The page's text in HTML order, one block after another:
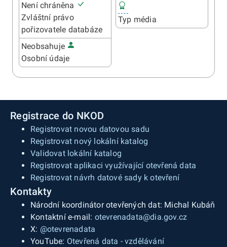
Není chráněna
Zvláštní právo
pořizovatele databáze
Neobsahuje
Osobní údaje
Typ média
Registrace do NKOD
Registrovat novou datovou sadu
Registrovat nový lokální katalog
Validovat lokální katalog
Registrovat aplikaci využívající otevřená data
Registrovat návrh datové sady k otevření
Kontakty
Národní koordinátor otevřených dat: Michal Kubáň
Kontaktní e-mail: otevrenadata@dia.gov.cz
X: @otevrenadata
YouTube: Otevřená data - vzdělávání